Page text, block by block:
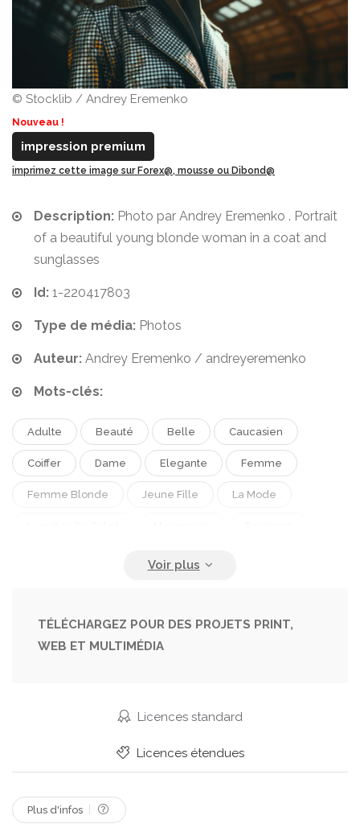
© Stocklib / Andrey Eremenko
Nouveau !
impression premium
imprimez cette image sur Forex@, mousse ou Dibond@
Description: Photo par Andrey Eremenko . Portrait
of a beautiful young blonde woman in a coat and
sunglasses
Id: 1-220417803
Type de média: Photos
Auteur: Andrey Eremenko / andreyeremenko
Mots-clés:
Adulte Beauté Belle Caucasien
Coiffer Dame Elegante Femme
Femme Blonde Jeune Fille La Mode
TÉLÉCHARGEZ POUR DES PROJETS PRINT,
WEB ET MULTIMÉDIA
Licences standard
Licences étendues
Plus d'infos